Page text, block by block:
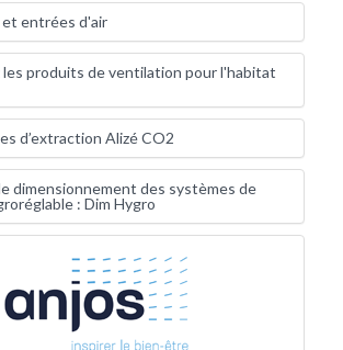
et entrées d'air
produits de ventilation pour l'habitat
d’extraction Alizé CO2
dimensionnement des systèmes de
: Dim Hygro